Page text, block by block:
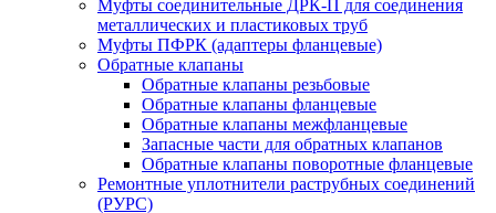
Муфты соединительные ДРК-П для соединения
металлических и пластиковых труб
Муфты ПФРК (адаптеры фланцевые)
Обратные клапаны
Обратные клапаны резьбовые
Обратные клапаны фланцевые
Обратные клапаны межфланцевые
Запасные части для обратных клапанов
Обратные клапаны поворотные фланцевые
Ремонтные уплотнители раструбных соединений
(РУРС)